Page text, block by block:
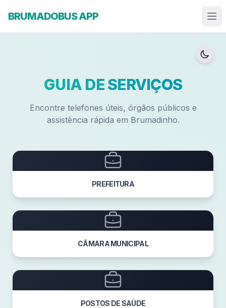
BRUMADOBUS APP
GUIA DE SERVIÇOS
Encontre telefones úteis, órgãos públicos e
assistência rápida em Brumadinho.
PREFEITURA
CÂMARA MUNICIPAL
POSTOS DE SAÚDE